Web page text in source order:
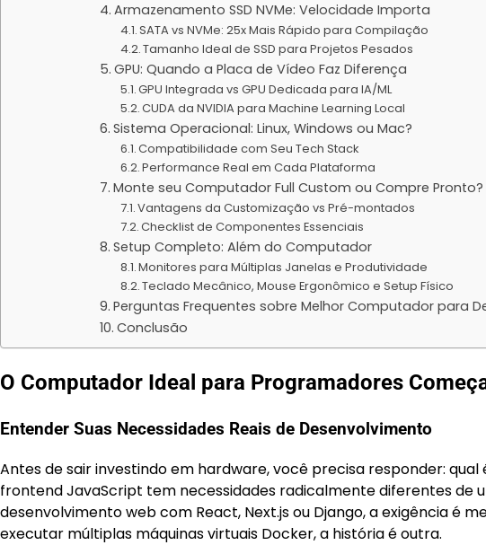
Armazenamento SSD NVMe: Velocidade Importa
SATA vs NVMe: 25x Mais Rápido para Compilação
Tamanho Ideal de SSD para Projetos Pesados
GPU: Quando a Placa de Vídeo Faz Diferença
GPU Integrada vs GPU Dedicada para IA/ML
CUDA da NVIDIA para Machine Learning Local
Sistema Operacional: Linux, Windows ou Mac?
Compatibilidade com Seu Tech Stack
Performance Real em Cada Plataforma
Monte seu Computador Full Custom ou Compre Pronto?
Vantagens da Customização vs Pré-montados
Checklist de Componentes Essenciais
Setup Completo: Além do Computador
Monitores para Múltiplas Janelas e Produtividade
Teclado Mecânico, Mouse Ergonômico e Setup Físico
Perguntas Frequentes sobre Melhor Computador para
Conclusão
O Computador Ideal para Programadores
Entender Suas Necessidades Reais de Desenvolvimento
Antes de sair investindo em hardware, você precisa responder:
frontend JavaScript tem necessidades radicalmente diferentes de
desenvolvimento web com React, Next.js ou Django, a exigência é
executar múltiplas máquinas virtuais Docker, a história é outra.